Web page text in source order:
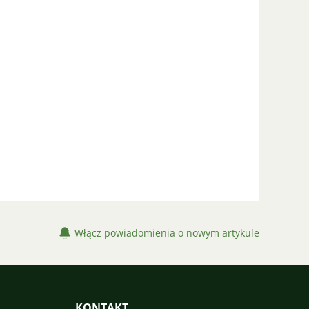
Włącz powiadomienia o nowym artykule